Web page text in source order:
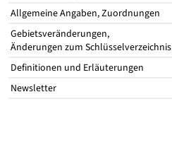
Allgemeine Angaben, Zuordnungen
Gebietsveränderungen,
Änderungen zum Schlüsselverzeichnis
Definitionen und Erläuterungen
Newsletter